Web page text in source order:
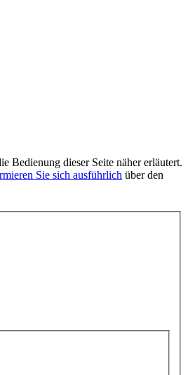
Bedienung dieser Seite näher erläutert.
Sie sich ausführlich über den